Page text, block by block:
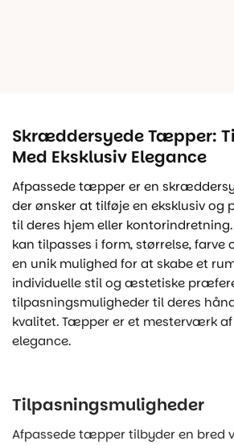
Skræddersyede Tæpper:
Med Eksklusiv Elegance
Afpassede tæpper er en
der ønsker at tilføje en eksklusiv og
til deres hjem eller
kan tilpasses i form, størrelse, farve
en unik mulighed for at skabe et
individuelle stil og æstetiske
tilpasningsmuligheder til deres
kvalitet. Tæpper er et mesterværk
elegance.
Tilpasningsmuligheder
Afpassede tæpper tilbyder en bred